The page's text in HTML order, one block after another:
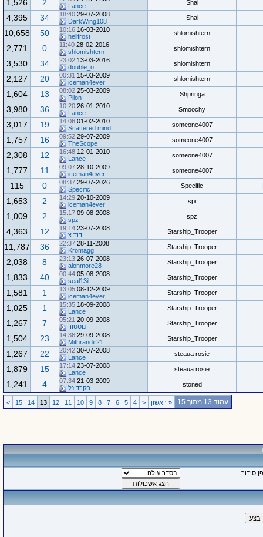
Shai
Lance
2
1,526
Shai
29-07-2008
18:40
DarkWing108
34
4,395
shlomishtern
16-03-2010
10:16
hellfrost
50
10,658
shlomishtern
28-02-2016
11:40
shlomishtern
0
2,771
shlomishtern
13-03-2016
23:02
double_o
34
3,530
shlomishtern
15-03-2009
00:31
iceman4ever
20
2,127
Shpringa
25-03-2009
08:02
Pilon
13
1,604
Smoochy
26-01-2010
10:20
Lance
36
3,980
someone4007
01-02-2010
14:06
Scattered mind
19
3,017
someone4007
29-07-2009
09:52
TheScope
16
1,757
someone4007
12-01-2010
16:48
Lance
12
2,308
someone4007
28-10-2009
09:07
iceman4ever
11
1,777
Specific
29-07-2026
08:37
Specific
0
115
spi
20-10-2009
14:29
iceman4ever
2
1,653
spz
09-08-2008
15:17
spz
2
1,009
Starship_Trooper
23-07-2008
19:14
דוד.צ
12
4,363
Starship_Trooper
28-11-2008
22:37
Kromagg
36
11,787
Starship_Trooper
26-07-2008
23:13
alonmore28
8
2,038
Starship_Trooper
05-08-2008
00:44
seal13il
40
1,833
Starship_Trooper
08-12-2009
13:05
iceman4ever
1
1,581
Starship_Trooper
18-09-2008
15:35
Lance
1
1,025
Starship_Trooper
20-09-2008
05:21
נוסטור
7
1,267
Starship_Trooper
29-09-2008
14:36
Mithrandir21
23
1,504
steaua rosie
30-07-2008
20:42
Lance
22
1,267
steaua rosie
23-07-2008
17:14
Lance
15
1,879
stoned
21-03-2009
07:34
הקרדינל
4
1,241
עמוד 13 מתוך 15 «ראשון <
4
5
6
7
8
9
10
11
12
13
14
15
>
סידור: